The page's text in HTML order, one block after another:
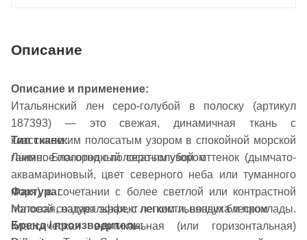
Описание
Описание и применение:
Итальянский лен серо-голубой в полоску (артикул
187393) — это свежая, динамичная ткань с
классическим полосатым узором в спокойной морской
гамме. Благородный серо-голубой оттенок (дымчато-
аквамариновый, цвет северного неба или туманного
моря) в сочетании с более светлой или контрастной
полосой создает эффект легкости, воздуха и прохлады.
Классическая вертикальная (или горизонтальная)
Тип ткани:
Льняное полотно с полосатым узором
Фактура:
Матовая, натуральная, с легким льняным блеском
Бренд / производитель: